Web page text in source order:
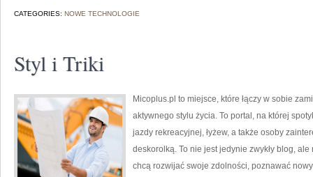
CATEGORIES: NOWE TECHNOLOGIE
Styl i Triki
Micoplus.pl to miejsce, które łączy w sobie
aktywnego stylu życia. To portal, na której
jazdy rekreacyjnej, łyżew, a także osoby
deskorolką. To nie jest jedynie zwykły blog,
chcą rozwijać swoje zdolności, poznawać